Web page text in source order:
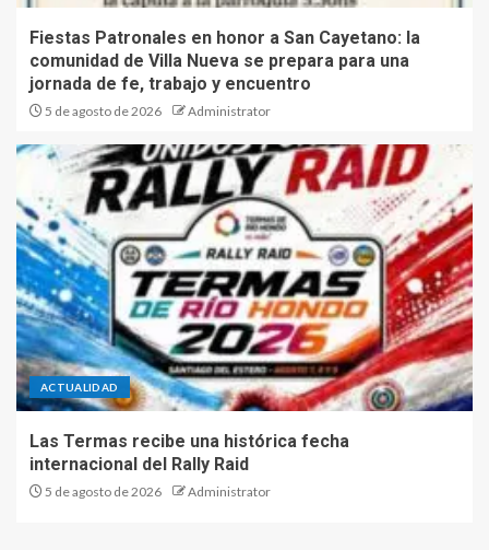
Fiestas Patronales en honor a San Cayetano: la
comunidad de Villa Nueva se prepara para una
jornada de fe, trabajo y encuentro
5 de agosto de 2026 Administrator
ACTUALIDAD
Las Termas recibe una histórica fecha
internacional del Rally Raid
5 de agosto de 2026 Administrator